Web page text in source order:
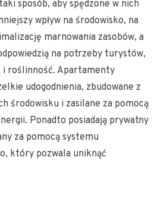
sposób, aby spędzone w nich
wpływ na środowisko, na
marnowania zasobów, a
na potrzeby turystów,
roślinność. Apartamenty
udogodnienia, zbudowane z
środowisku i zasilane za pomocą
Ponadto posiadają prywatny
za pomocą systemu
który pozwala uniknąć